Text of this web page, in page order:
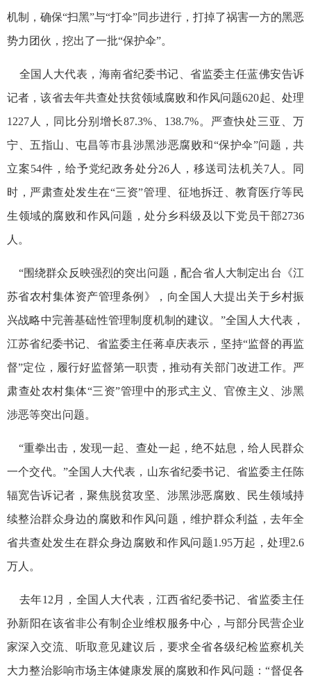
机制，确保“扫黑”与“打伞”同步进行，打掉了祸害一方的黑恶
势力团伙，挖出了一批“保护伞”。
全国人大代表，海南省纪委书记、省监委主任蓝佛安告诉
记者，该省去年共查处扶贫领域腐败和作风问题620起、处理
1227人，同比分别增长87.3%、138.7%。严查快处三亚、万
宁、五指山、屯昌等市县涉黑涉恶腐败和“保护伞”问题，共
立案54件，给予党纪政务处分26人，移送司法机关7人。同
时，严肃查处发生在“三资”管理、征地拆迁、教育医疗等民
生领域的腐败和作风问题，处分乡科级及以下党员干部2736
人。
“围绕群众反映强烈的突出问题，配合省人大制定出台《江
苏省农村集体资产管理条例》，向全国人大提出关于乡村振
兴战略中完善基础性管理制度机制的建议。”全国人大代表，
江苏省纪委书记、省监委主任蒋卓庆表示，坚持“监督的再监
督”定位，履行好监督第一职责，推动有关部门改进工作。严
肃查处农村集体“三资”管理中的形式主义、官僚主义、涉黑
涉恶等突出问题。
“重拳出击，发现一起、查处一起，绝不姑息，给人民群众
一个交代。”全国人大代表，山东省纪委书记、省监委主任陈
辐宽告诉记者，聚焦脱贫攻坚、涉黑涉恶腐败、民生领域持
续整治群众身边的腐败和作风问题，维护群众利益，去年全
省共查处发生在群众身边腐败和作风问题1.95万起，处理2.6
万人。
去年12月，全国人大代表，江西省纪委书记、省监委主任
孙新阳在该省非公有制企业维权服务中心，与部分民营企业
家深入交流、听取意见建议后，要求全省各级纪检监察机关
大力整治影响市场主体健康发展的腐败和作风问题：“督促各